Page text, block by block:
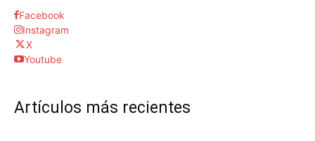
Facebook
Instagram
X
Youtube
Artículos más recientes